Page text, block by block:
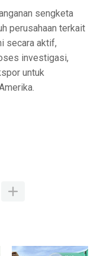
sengketa
perusahaan terkait
secara aktif,
investigasi,
untuk